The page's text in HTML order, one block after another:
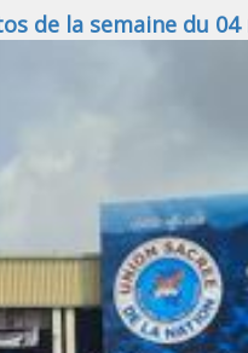
de la semaine du 04